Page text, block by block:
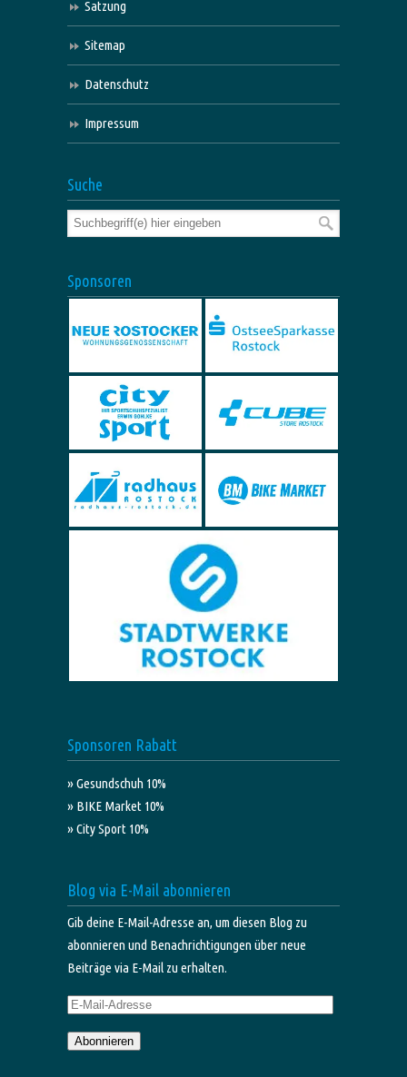
Satzung
Sitemap
Datenschutz
Impressum
Suche
Sponsoren
Sponsoren Rabatt
» Gesundschuh 10%
» BIKE Market 10%
» City Sport 10%
Blog via E-Mail abonnieren
Gib deine E-Mail-Adresse an, um diesen Blog zu
abonnieren und Benachrichtigungen über neue
Beiträge via E-Mail zu erhalten.
E-
Adresse
Abonnieren